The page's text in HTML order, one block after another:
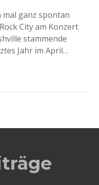
mal ganz spontan
City am Konzert
stammende
Jahr im April…